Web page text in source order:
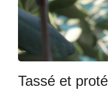
Tassé et